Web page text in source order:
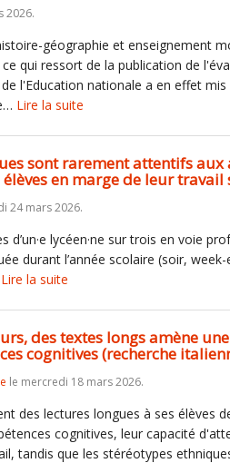
2026.
géographie et enseignement
qui ressort de la publication de
l'Education nationale a en effet mis
Lire la suite
sont rarement attentifs aux
en marge de leur travail
24 mars 2026.
d’un·e lycéen·ne sur trois en voie
durant l’année scolaire (soir,
Lire la suite
des textes longs amène une
cognitives (recherche
le mercredi 18 mars 2026.
des lectures longues à ses élèves
cognitives, leur capacité
tandis que les stéréotypes